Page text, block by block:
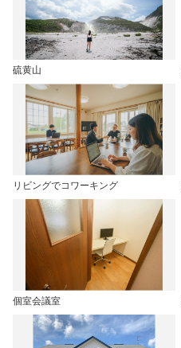
硫黄山
リビングでコワーキング
個室会議室